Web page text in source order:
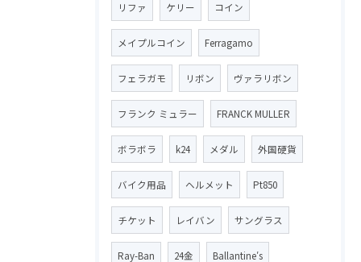
リファ ケリー コイン
メイプルコイン Ferragamo
フェラガモ リボン ヴァラリボン
フランク ミュラー FRANCK MULLER
ボラボラ k24 メダル 外国硬貨
バイク用品 ヘルメット Pt850
チケット レイバン サングラス
Ray-Ban 24金 Ballantine′s